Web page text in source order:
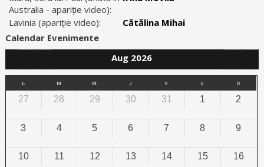
Australia - apariție video):
Lavinia (apariție video):
Cătălina Mihai
Calendar Evenimente
Aug 2026
L M M J V S D
27 28 29 30 31 1 2
3 4 5 6 7 8 9
10 11 12 13 14 15 16